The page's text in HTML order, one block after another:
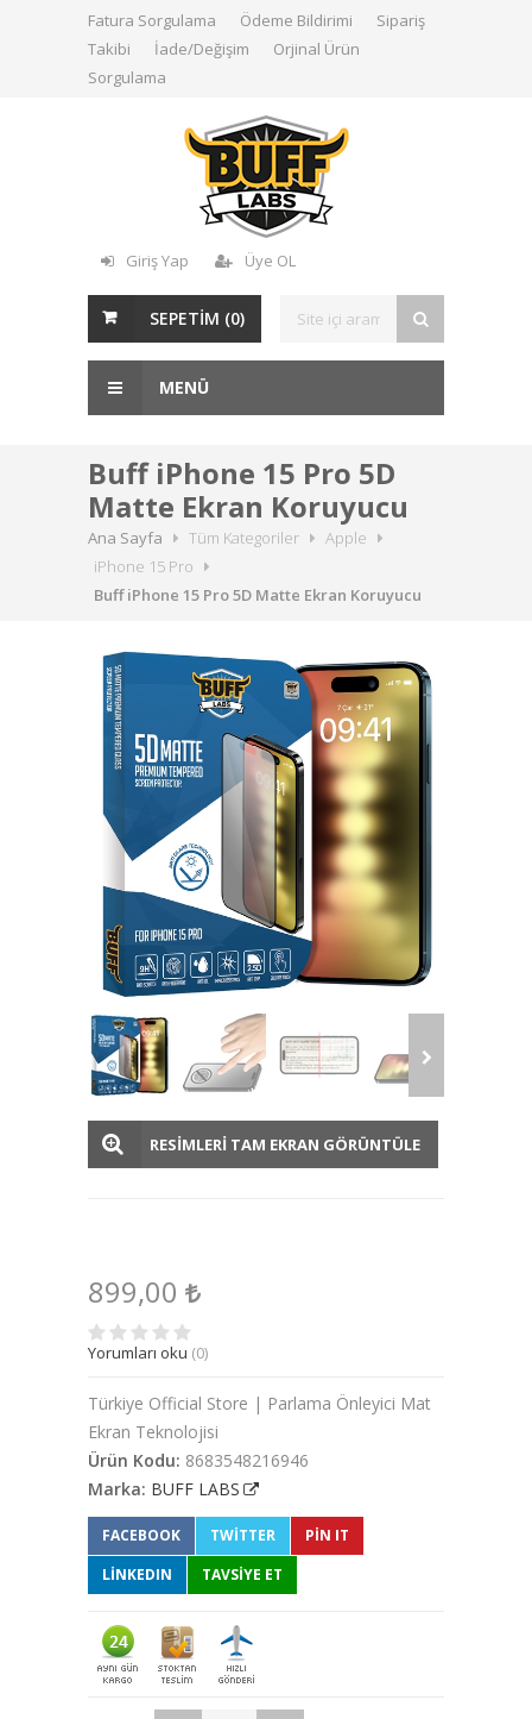
Fatura Sorgulama Ödeme Bildirimi
Sipariş
Takibi
İade/Değişim
Orjinal Ürün
Sorgulama
Giriş Yap Üye OL
SEPETİM (0)
MENÜ
Buff iPhone 15 Pro 5D
Matte Ekran Koruyucu
Ana Sayfa Tüm Kategoriler
Apple
iPhone 15 Pro
Buff iPhone 15 Pro 5D Matte Ekran Koruyucu
RESİMLERİ TAM EKRAN GÖRÜNTÜLE
899,00
Yorumları oku (0)
Türkiye Official Store | Parlama Önleyici Mat
Ekran Teknolojisi
Ürün Kodu: 8683548216946
Marka: BUFF LABS
FACEBOOK TWITTER
PIN IT
LINKEDIN
TAVSİYE ET